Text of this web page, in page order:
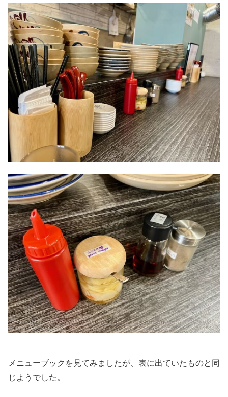
メニューブックを見てみましたが、表に出ていたものと同
じようでした。